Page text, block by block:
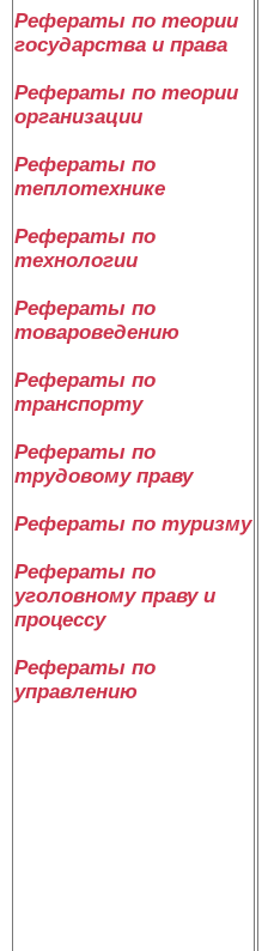
Рефераты по теории
государства и права
Рефераты по теории
организации
Рефераты по
теплотехнике
Рефераты по
технологии
Рефераты по
товароведению
Рефераты по
транспорту
Рефераты по
трудовому праву
Рефераты по туризму
Рефераты по
уголовному праву и
процессу
Рефераты по
управлению